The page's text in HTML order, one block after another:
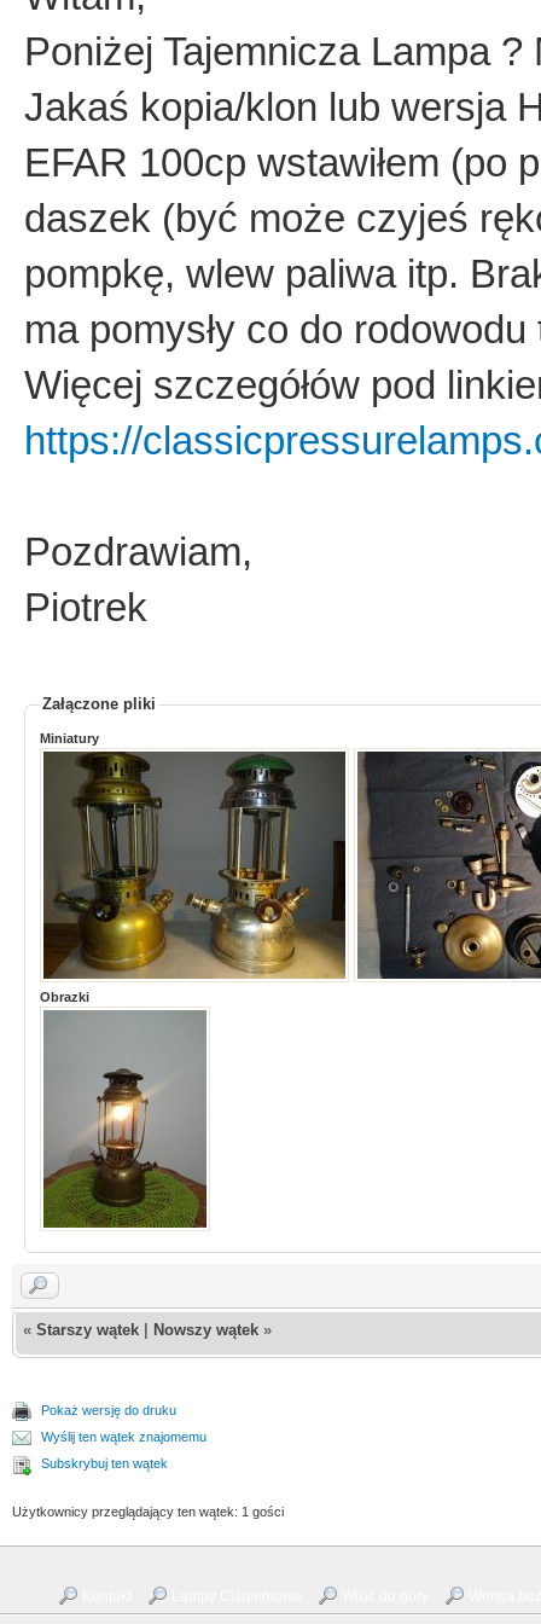
Poniżej Tajemnicza Lampa
Jakaś kopia/klon lub wersja
EFAR 100cp wstawiłem (po
daszek (być może czyjeś
pompkę, wlew paliwa itp.
ma pomysły co do
Więcej szczegółów pod
https://
Pozdrawiam,
Piotrek
Załączone pliki
Miniatury
Obrazki
« Starszy wątek Nowszy wątek »
Pokaż wersję do druku
Wyślij ten wątek znajomemu
Subskrybuj ten wątek
Użytkownicy przeglądający ten wątek: 1 gości